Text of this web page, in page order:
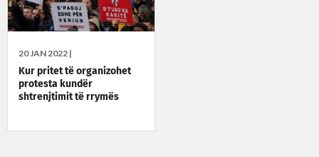
20 JAN 2022 |
Kur pritet të organizohet
protesta kundër
shtrenjtimit të rrymës